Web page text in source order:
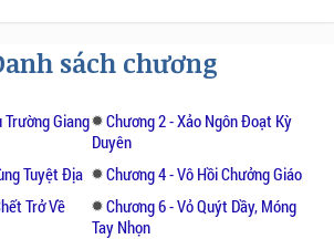
sách chương
Trường Giang
Chương 2 - Xảo Ngôn Đoạt Kỳ
Duyên
Tuyệt Địa
Chương 4 - Vô Hồi Chưởng Giáo
Trở Về
Chương 6 - Vỏ Quýt Dầy, Móng
Tay Nhọn